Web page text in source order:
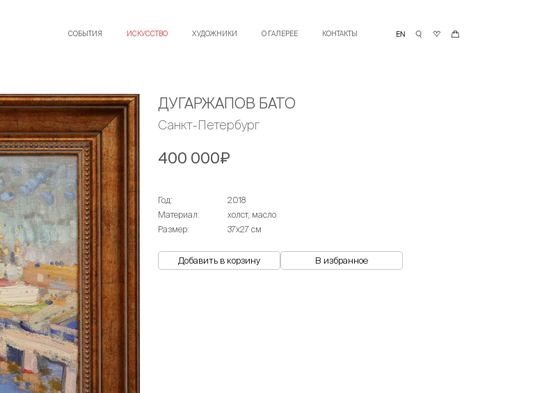
СОБЫТИЯ ИСКУССТВО ХУДОЖНИКИ О ГАЛЕРЕЕ КОНТАКТЫ
ДУГАРЖАПОВ БАТО
Санкт-Петербург
400 000₽
Год:
2018
Материал:
холст, масло
Размер:
37х27 см
Добавить в корзину В избранное